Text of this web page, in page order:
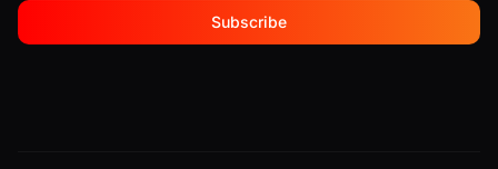
Subscribe